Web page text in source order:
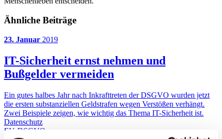
Ähnliche Beiträge
23. Januar 2019
IT-Sicherheit ernst nehmen und
Bußgelder vermeiden
Ein gutes halbes Jahr nach Inkrafttreten der DSGVO wurden jetzt
die ersten substanziellen Geldstrafen wegen Verstößen verhängt.
Zwei Beispiele zeigen, wie wichtig das Thema IT-Sicherheit ist.
Datenschutz
EU-DSGVO